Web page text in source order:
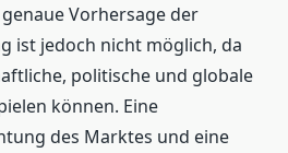
Vorhersage der
ist jedoch nicht möglich, da
politische und globale
können. Eine
des Marktes und eine